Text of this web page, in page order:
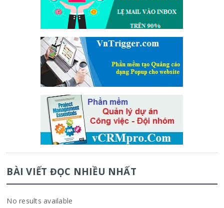
BÀI VIẾT ĐỌC NHIỀU NHẤT
No results available